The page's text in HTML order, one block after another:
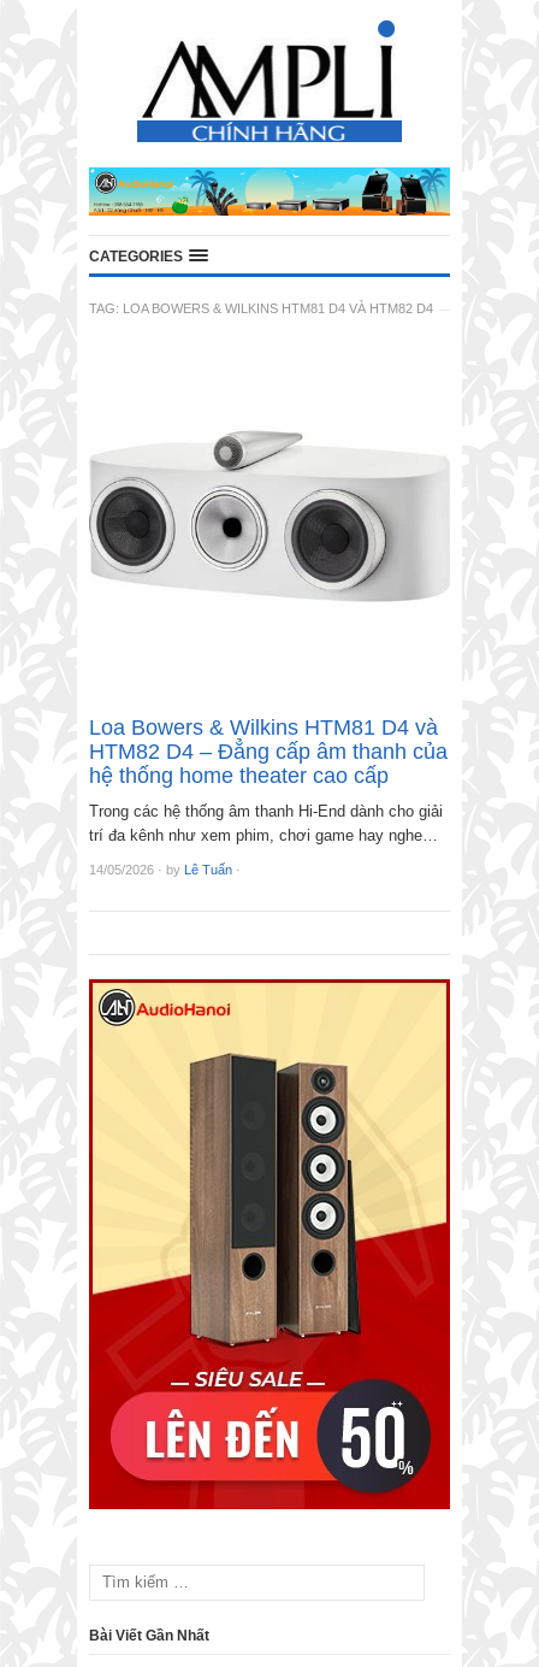
CATEGORIES
TAG: LOA BOWERS & WILKINS HTM81 D4 VÀ HTM82 D4
Loa Bowers & Wilkins HTM81 D4 và
HTM82 D4 – Đẳng cấp âm thanh của
hệ thống home theater cao cấp
Trong các hệ thống âm thanh Hi-End dành cho giải
trí đa kênh như xem phim, chơi game hay nghe…
14/05/2026 · by Lê Tuấn ·
Bài Viết Gần Nhất